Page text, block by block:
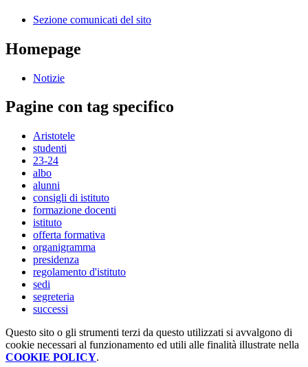
Sezione comunicati del sito
Homepage
Notizie
Pagine con tag specifico
Aristotele
studenti
23-24
albo
alunni
consigli di istituto
formazione docenti
istituto
offerta formativa
organigramma
presidenza
regolamento d'istituto
sedi
segreteria
successi
Questo sito o gli strumenti terzi da questo utilizzati si avvalgono di
cookie necessari al funzionamento ed utili alle finalità illustrate nella
COOKIE POLICY.